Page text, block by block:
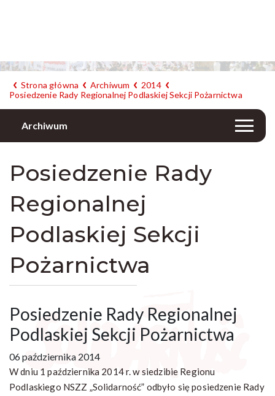
Strona główna Archiwum
2014
Posiedzenie Rady Regionalnej Podlaskiej Sekcji Pożarnictwa
Archiwum
Posiedzenie Rady
Regionalnej
Podlaskiej Sekcji
Pożarnictwa
Posiedzenie Rady Regionalnej
Podlaskiej Sekcji Pożarnictwa
06 października 2014
W dniu 1 października 2014 r. w siedzibie Regionu
Podlaskiego NSZZ „Solidarność” odbyło się posiedzenie Rady